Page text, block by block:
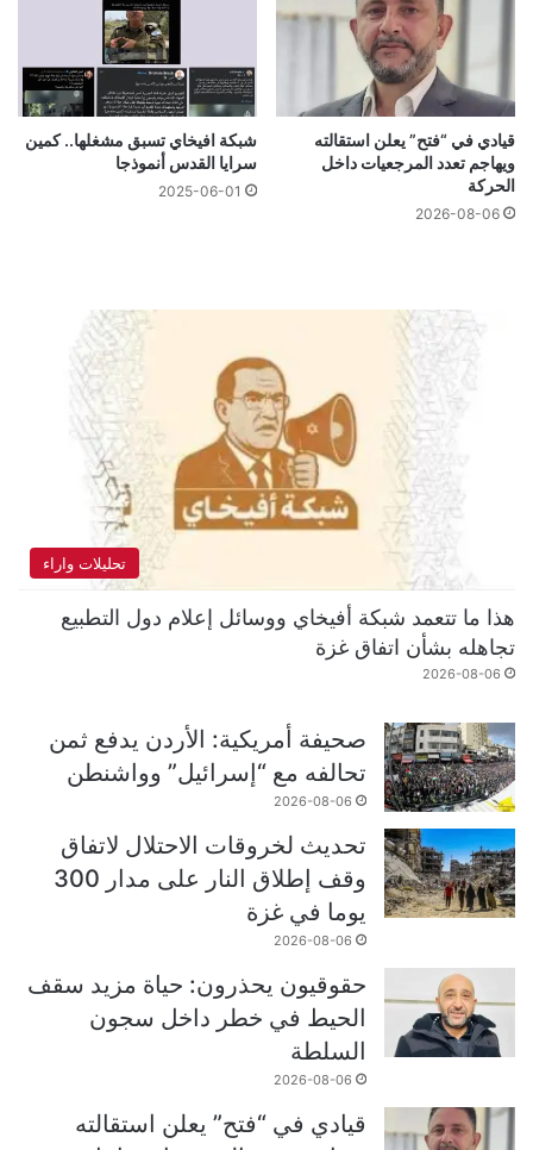
قيادي في “فتح” يعلن استقالته
ويهاجم تعدد المرجعيات داخل
الحركة
2026-08-06
شبكة افيخاي تسبق مشغلها.. كمين
سرايا القدس أنموذجا
2025-06-01
تحليلات واراء
هذا ما تتعمد شبكة أفيخاي ووسائل إعلام دول التطبيع
تجاهله بشأن اتفاق غزة
2026-08-06
صحيفة أمريكية: الأردن يدفع ثمن
تحالفه مع “إسرائيل” وواشنطن
2026-08-06
تحديث لخروقات الاحتلال لاتفاق
وقف إطلاق النار على مدار 300
يوما في غزة
2026-08-06
حقوقيون يحذرون: حياة مزيد سقف
الحيط في خطر داخل سجون
السلطة
2026-08-06
قيادي في “فتح” يعلن استقالته